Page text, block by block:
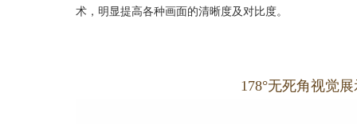
术，明显提高各种画面的清晰度及对比度。
178°无死角视觉